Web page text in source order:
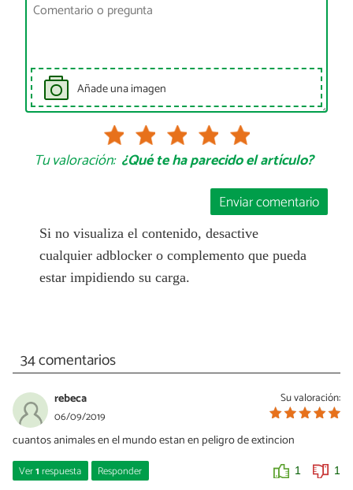
Añade una imagen
Tu valoración: ¿Qué te ha parecido el artículo?
Enviar comentario
Si no visualiza el contenido, desactive
cualquier adblocker o complemento que pueda
estar impidiendo su carga.
34 comentarios
Su valoración:
rebeca
06/09/2019
cuantos animales en el mundo estan en peligro de extincion
Ver1respuesta Responder 1 1